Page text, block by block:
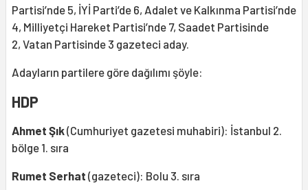
Partisi’nde 5, İYİ Parti’de 6, Adalet ve Kalkınma Partisi’nde
4, Milliyetçi Hareket Partisi’nde 7, Saadet Partisinde
2, Vatan Partisinde 3 gazeteci aday.
Adayların partilere göre dağılımı şöyle:
HDP
Ahmet Şık(Cumhuriyet gazetesi muhabiri): İstanbul 2.
bölge 1. sıra
Rumet Serhat (gazeteci): Bolu 3. sıra